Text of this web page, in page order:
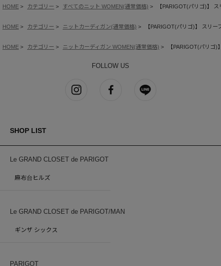
HOME カテゴリー すべてのニット WOMEN(通常価格) 【PARIGOT(パリゴ)】
HOME カテゴリー ニットカーディガン(通常価格) 【PARIGOT(パリゴ)】 スリ
HOME カテゴリー ニットカーディガン WOMEN(通常価格) 【PARIGOT(パリゴ
FOLLOW US
SHOP LIST
Le GRAND CLOSET de PARIGOT
麻布台ヒルズ
Le GRAND CLOSET de PARIGOT/MAN
ギンザ シックス
PARIGOT